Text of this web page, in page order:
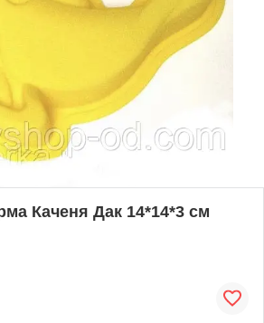
Каченя Дак 14*14*3 см